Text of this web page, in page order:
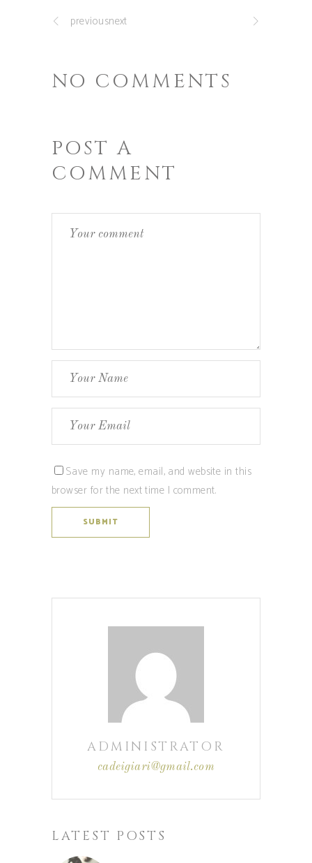
previousnext
NO COMMENTS
POST A
COMMENT
Save my name, email, and website in this
browser for the next time I comment.
ADMINISTRATOR
cadeigiari@gmail.com
LATEST POSTS